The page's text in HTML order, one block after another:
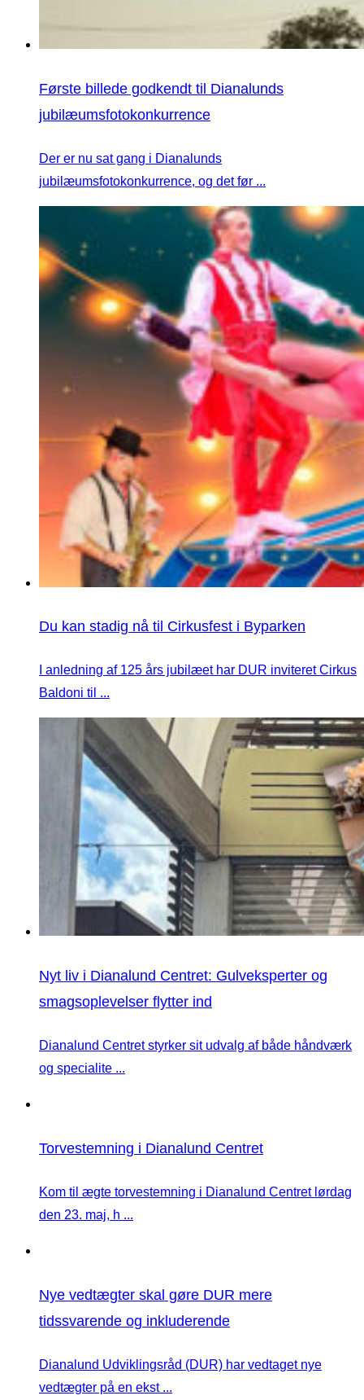
Første billede godkendt til Dianalunds
jubilæumsfotokonkurrence
Der er nu sat gang i Dianalunds
jubilæumsfotokonkurrence, og det før ...
Du kan stadig nå til Cirkusfest i Byparken
I anledning af 125 års jubilæet har DUR inviteret Cirkus
Baldoni til ...
Nyt liv i Dianalund Centret: Gulveksperter og
smagsoplevelser flytter ind
Dianalund Centret styrker sit udvalg af både håndværk
og specialite ...
Torvestemning i Dianalund Centret
Kom til ægte torvestemning i Dianalund Centret lørdag
den 23. maj, h ...
Nye vedtægter skal gøre DUR mere
tidssvarende og inkluderende
Dianalund Udviklingsråd (DUR) har vedtaget nye
vedtægter på en ekst ...